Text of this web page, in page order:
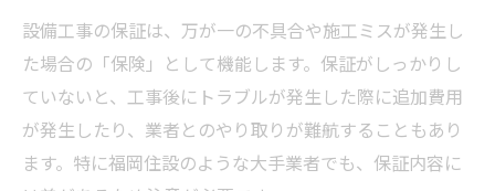
設備工事の保証は、万が一の不具合や施工ミスが発生し
た場合の「保険」として機能します。保証がしっかりし
ていないと、工事後にトラブルが発生した際に追加費用
が発生したり、業者とのやり取りが難航することもあり
ます。特に福岡住設のような大手業者でも、保証内容に